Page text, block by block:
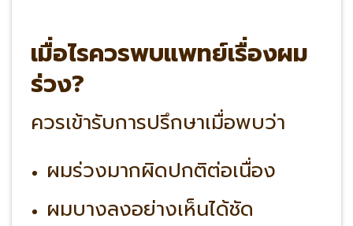
เมื่อไรควรพบแพทย์เรื่องผม
ร่วง?
ควรเข้ารับการปรึกษาเมื่อพบว่า
ผมร่วงมากผิดปกติต่อเนื่อง
ผมบางลงอย่างเห็นได้ชัด